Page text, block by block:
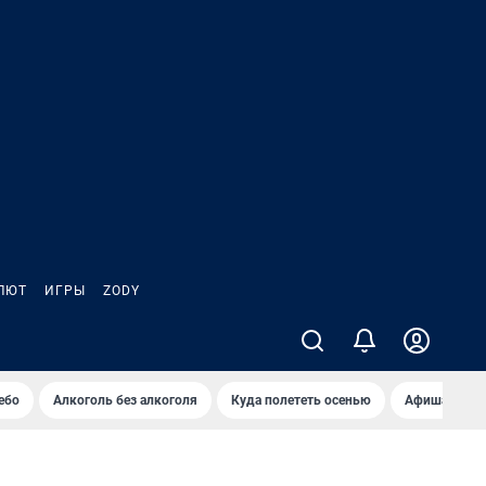
ИГРЫ ZODY
Алкоголь без алкоголя Куда полететь осенью Афиша на